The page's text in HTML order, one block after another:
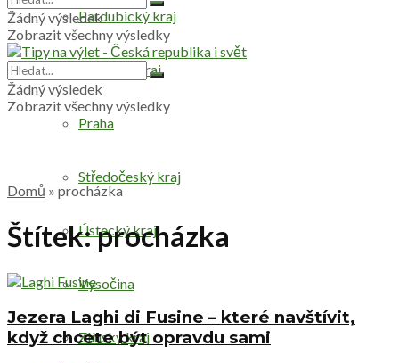
Pardubický kraj
Plzeňský kraj
Praha
Středočeský kraj
Ústecký kraj
Vysočina
Zlínský kraj
Žádný výsledek
Zobrazit všechny výsledky
Žádný výsledek
Zobrazit všechny výsledky
Domů » procházka
Štítek:procházka
Jezera Laghi di Fusine – které navštívit,
když chcete být opravdu sami